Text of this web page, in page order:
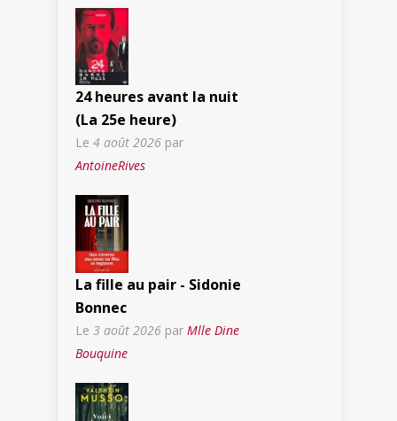
24 heures avant la nuit
(La 25e heure)
Le 4 août 2026 par
AntoineRives
La fille au pair - Sidonie
Bonnec
Le 3 août 2026 par Mlle Dine
Bouquine